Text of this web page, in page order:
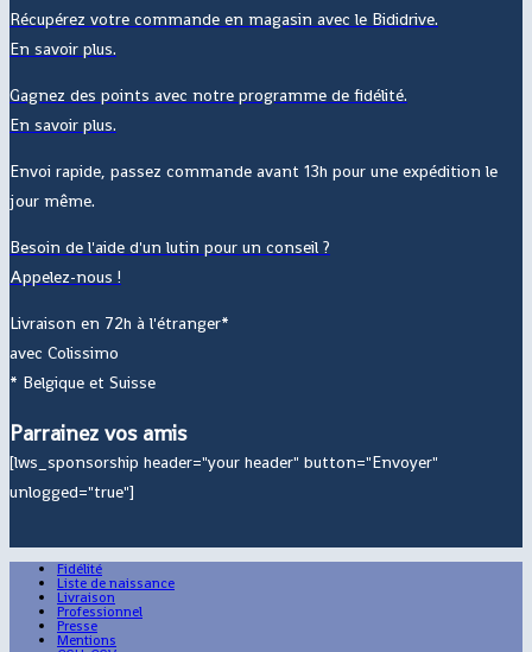
Récupérez votre commande en magasin avec le Bididrive.
En savoir plus.
Gagnez des points avec notre programme de fidélité.
En savoir plus.
Envoi rapide, passez commande avant 13h pour une expédition le
jour même.
Besoin de l'aide d'un lutin pour un conseil ?
Appelez-nous !
Livraison en 72h à l'étranger*
avec Colissimo
* Belgique et Suisse
Parrainez vos amis
[lws_sponsorship header="your header" button="Envoyer"
unlogged="true"]
Fidélité
Liste de naissance
Livraison
Professionnel
Presse
Mentions